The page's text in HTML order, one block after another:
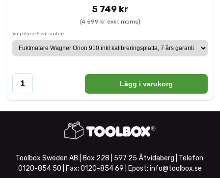
5 749 kr
(4 599 kr exkl. moms)
Välj bland 5 varianter:
Lägg i varukorg
Toolbox Sweden AB | Box 228 | 597 25 Åtvidaberg | Telefon:
0120-854 50 | Fax: 0120-854 69 | Epost: info@toolbox.se